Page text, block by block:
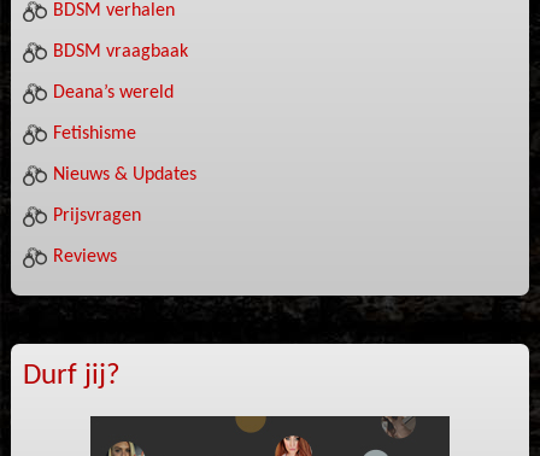
BDSM verhalen
BDSM vraagbaak
Deana’s wereld
Fetishisme
Nieuws & Updates
Prijsvragen
Reviews
Durf jij?